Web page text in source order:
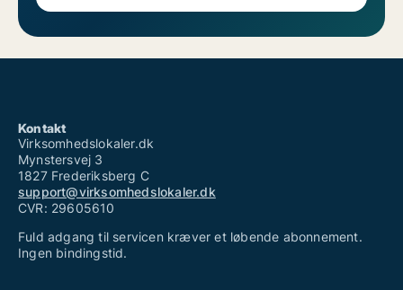
Kontakt
Virksomhedslokaler.dk
Mynstersvej 3
1827 Frederiksberg C
support@virksomhedslokaler.dk
CVR: 29605610
Fuld adgang til servicen kræver et løbende abonnement.
Ingen bindingstid.